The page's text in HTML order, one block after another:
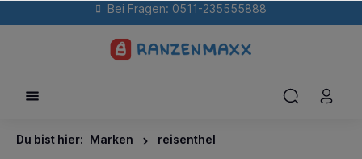
Bei Fragen: 0511-235555888
Du bist hier: Marken reisenthel